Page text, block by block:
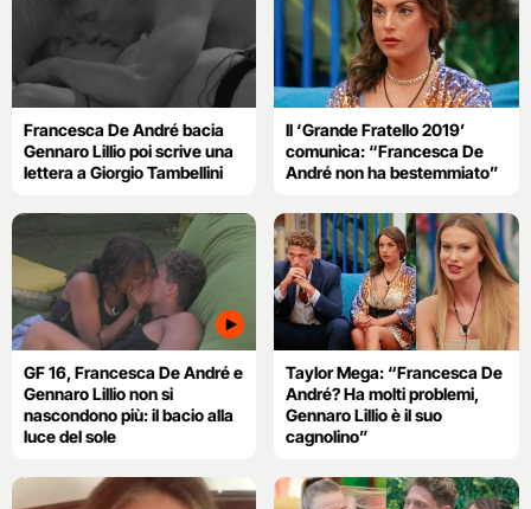
Francesca De André bacia
Gennaro Lillio poi scrive una
lettera a Giorgio Tambellini
Il ‘Grande Fratello 2019’
comunica: “Francesca De
André non ha bestemmiato”
GF 16, Francesca De André e
Gennaro Lillio non si
nascondono più: il bacio alla
luce del sole
Taylor Mega: “Francesca De
André? Ha molti problemi,
Gennaro Lillio è il suo
cagnolino”